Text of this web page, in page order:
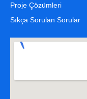
Proje Çözümleri
Sıkça Sorulan Sorular